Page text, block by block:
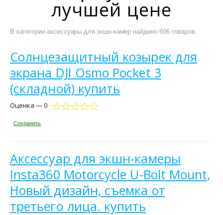
лучшей цене
В категории аксессуары для экшн-камер найдено 606 товаров.
Солнцезащитный козырек для
экрана DJI Osmo Pocket 3
(складной) купить
Оценка — 0
Сохранить
Аксессуар для экшн-камеры
Insta360 Motorcycle U-Bolt Mount,
Новый дизайн, съемка от
третьего лица. купить